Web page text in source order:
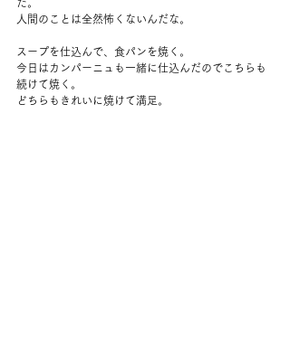
た。
人間のことは全然怖くないんだな。
スープを仕込んで、食パンを焼く。
今日はカンパーニュも一緒に仕込んだのでこちらも
続けて焼く。
どちらもきれいに焼けて満足。